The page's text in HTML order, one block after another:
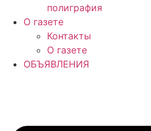
полиграфия
О газете
Контакты
О газете
ОБЪЯВЛЕНИЯ